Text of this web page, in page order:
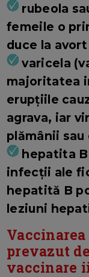
rubeola
femeile o
duce la
varicela
majoritatea
erupțiile
agrava, iar
plămânii sau
hepatita
infecții ale
hepatită B
leziuni
prevazut
vaccinare